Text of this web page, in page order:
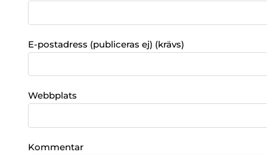
E-postadress (publiceras ej) (krävs)
Webbplats
Kommentar